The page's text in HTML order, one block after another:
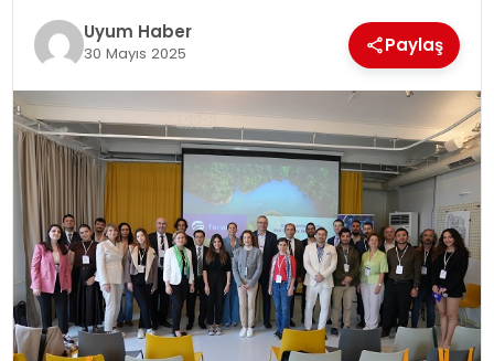
Uyum Haber
30 Mayıs 2025 Paylaş